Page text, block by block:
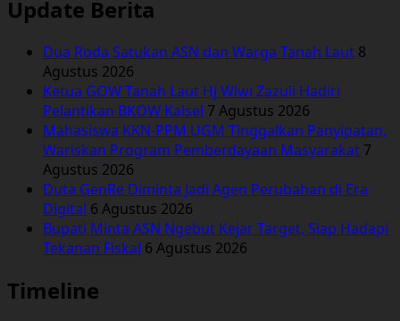
Update Berita
Dua Roda Satukan ASN dan Warga Tanah Laut 8
Agustus 2026
Ketua GOW Tanah Laut Hj Wiwi Zazuli Hadiri
Pelantikan BKOW Kalsel 7 Agustus 2026
Mahasiswa KKN-PPM UGM Tinggalkan Panyipatan,
Wariskan Program Pemberdayaan Masyarakat 7
Agustus 2026
Duta GenRe Diminta Jadi Agen Perubahan di Era
Digital 6 Agustus 2026
Bupati Minta ASN Ngebut Kejar Target, Siap Hadapi
Tekanan Fiskal 6 Agustus 2026
Timeline